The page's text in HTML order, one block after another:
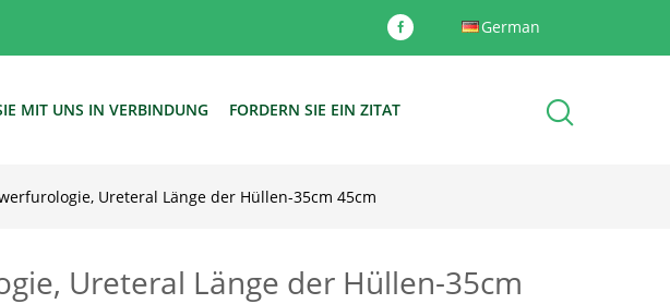
German
MIT UNS IN VERBINDUNG FORDERN SIE EIN ZITAT
Ureteral Länge der Hüllen-35cm 45cm
Ureteral Länge der Hüllen-35cm